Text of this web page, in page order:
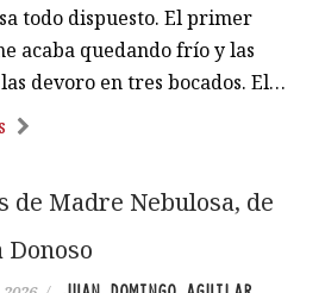
todo dispuesto. El primer
acaba quedando frío y las
devoro en tres bocados. El…
de Madre Nebulosa, de
Donoso